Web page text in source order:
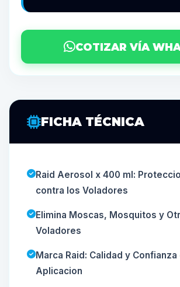
COTIZAR VÍA
FICHA TÉCNICA
Raid Aerosol x 400 ml:
contra los Voladores
Elimina Moscas, Mosquitos y
Voladores
Marca Raid: Calidad y Confianza
Aplicacion